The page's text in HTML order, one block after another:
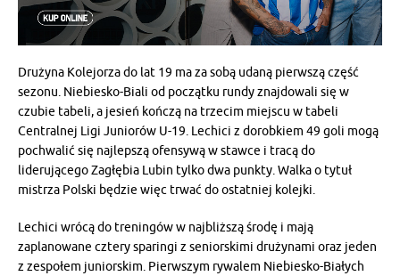
Drużyna Kolejorza do lat 19 ma za sobą udaną pierwszą część
sezonu. Niebiesko-Biali od początku rundy znajdowali się w
czubie tabeli, a jesień kończą na trzecim miejscu w tabeli
Centralnej Ligi Juniorów U-19. Lechici z dorobkiem 49 goli mogą
pochwalić się najlepszą ofensywą w stawce i tracą do
liderującego Zagłębia Lubin tylko dwa punkty. Walka o tytuł
mistrza Polski będzie więc trwać do ostatniej kolejki.
Lechici wrócą do treningów w najbliższą środę i mają
zaplanowane cztery sparingi z seniorskimi drużynami oraz jeden
z zespołem juniorskim. Pierwszym rywalem Niebiesko-Białych